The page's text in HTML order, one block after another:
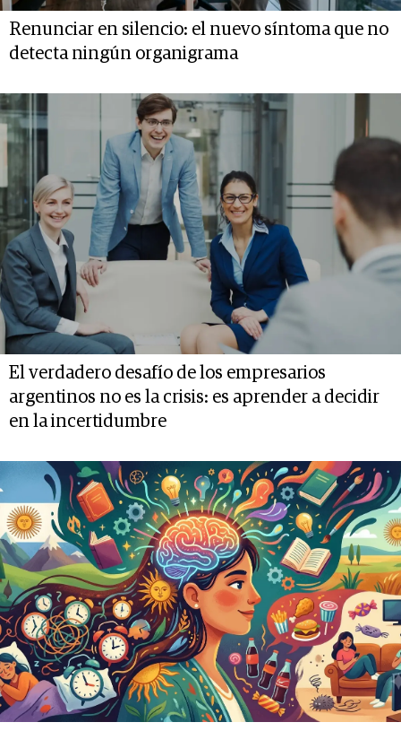
Renunciar en silencio: el nuevo síntoma que no
detecta ningún organigrama
El verdadero desafío de los empresarios
argentinos no es la crisis: es aprender a decidir
en la incertidumbre